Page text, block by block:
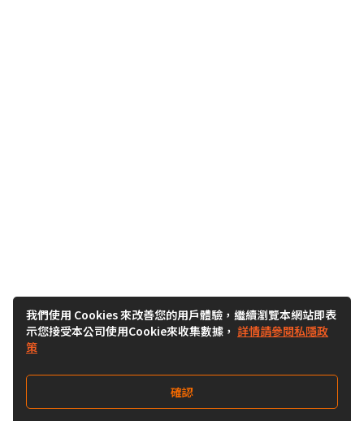
我們使用 Cookies 來改善您的用戶體驗，繼續瀏覽本網站即表
示您接受本公司使用Cookie來收集數據， 詳情請參閱私隱政
策
確認